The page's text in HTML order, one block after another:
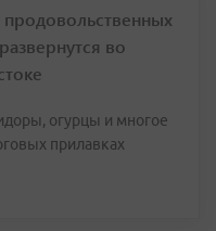
во
огурцы и многое
прилавках